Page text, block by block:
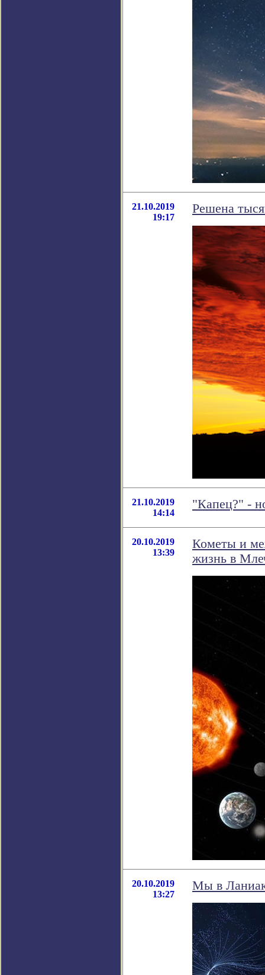
21.10.2019
19:17
Решена
21.10.2019
14:14
"Капец?" -
20.10.2019
13:39
Кометы и
жизнь в
20.10.2019
13:27
Мы в